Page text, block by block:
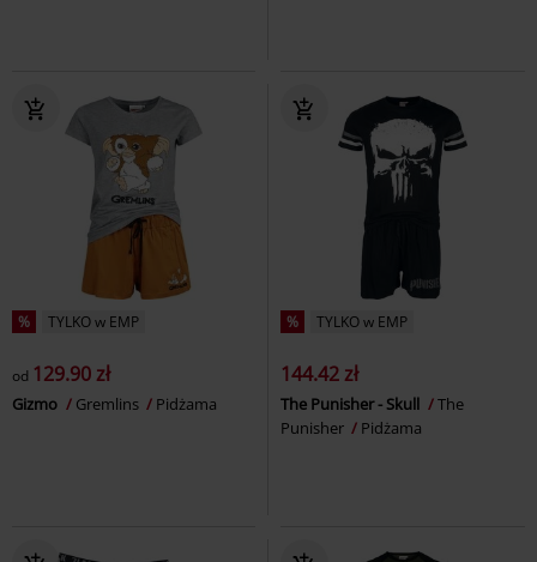
% TYLKO w EMP
od 129.90 zł
Gizmo Gremlins Pidżama
% TYLKO w EMP
144.42 zł
The Punisher - Skull
The
Punisher
Pidżama